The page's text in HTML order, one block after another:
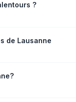
?
de Lausanne